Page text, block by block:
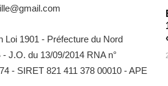
Loi 1901 - Préfecture du Nord
- J.O. du 13/09/2014 RNA n°
- SIRET 821 411 378 00010 - APE